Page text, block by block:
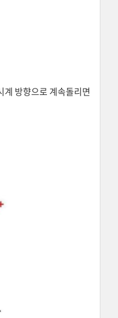
방향으로 계속돌리면